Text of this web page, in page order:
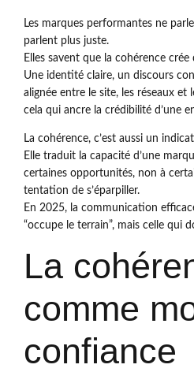
Les marques performantes ne
parlent plus juste.
Elles savent que la cohérence crée
Une identité claire, un discours
alignée entre le site, les réseaux et
cela qui ancre la crédibilité d’une
La cohérence, c’est aussi un
Elle traduit la capacité d’une
certaines opportunités, non à
tentation de s’éparpiller.
En 2025, la communication
“occupe le terrain”, mais celle qui
La
comme
confiance